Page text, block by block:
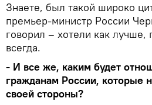
Знаете, был такой широко
премьер-министр России
говорил – хотели как лучше,
всегда.
- И все же, каким будет
гражданам России, которые
своей стороны?